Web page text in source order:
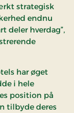
strategisk
endnu
deler hverdag”,
har øget
i hele
position på
tilbyde deres